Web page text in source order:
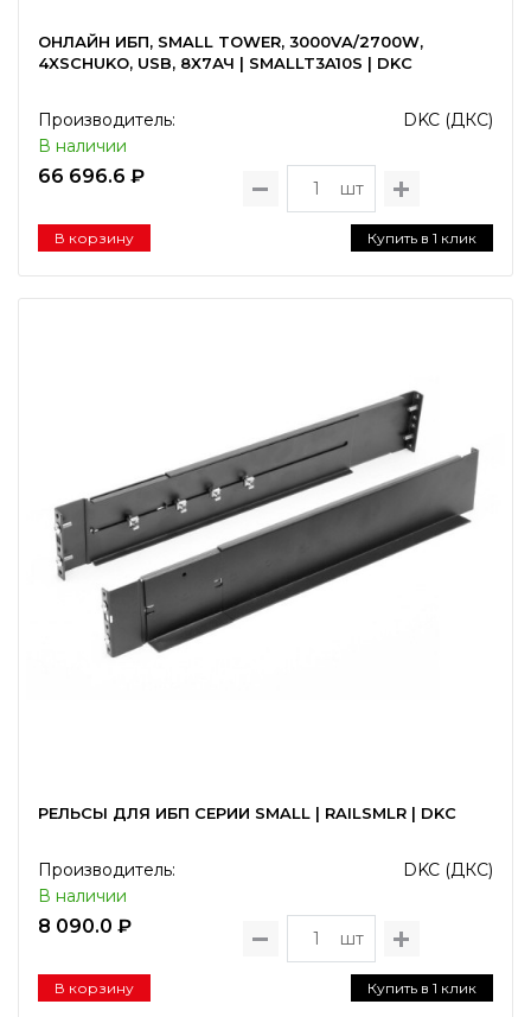
ОНЛАЙН ИБП, SMALL TOWER, 3000VA/2700W,
4XSCHUKO, USB, 8X7АЧ | SMALLT3A10S | DKC
Производитель:
DKC (ДКС)
В наличии
66 696.6 ₽
шт
В корзину Купить в 1 клик
РЕЛЬСЫ ДЛЯ ИБП СЕРИИ SMALL | RAILSMLR | DKC
Производитель:
DKC (ДКС)
В наличии
8 090.0 ₽
шт
В корзину Купить в 1 клик